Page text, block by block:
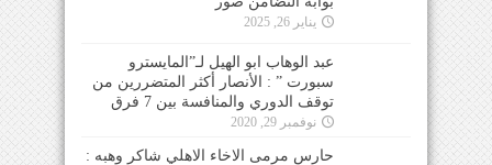
يناير 26, 2025
عبد الوهاب ابو الهيل لـ”المايسترو
سبورت ” : الأنصار أكثر المتضررين من
توقف الدوري والمنافسة بين 7 فرق
نوفمبر 29, 2020
حارس مرمى الاخاء الاهلي شاكر وهبه :